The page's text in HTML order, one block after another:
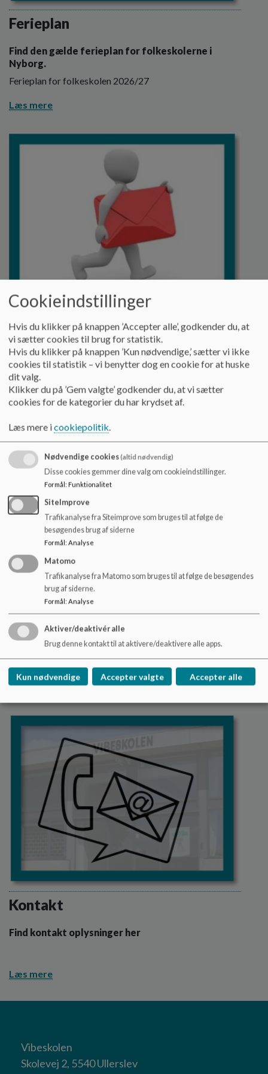
Ferieplan
Find den gælde ferieplan for folkeskolerne i
Nyborg.
Ferieplan for folkeskolen 2026/27
Læs mere
Ledelsens nyhedsbrev
Herunder finder du de seneste nyhedsbreve fra
ledelsen på Vibeskolen.
Læs mere
Vores Facebookside
Få et unikt indblik i skolens hverdag!
På vores Facebookside deler vi løbende nyt, glimt fra
aktiviteter, arrangementer og fællesskab – alt det, der
Læs mere
Kontakt
Find kontakt oplysninger her
Læs mere
Vibeskolen
Skolevej 2, 5540 Ullerslev
Cookieindstillinger
Hvis du klikker på knappen ’Accepter alle’, godkender du, at
vi sætter cookies til brug for statistik.
Hvis du klikker på knappen ’Kun nødvendige,’ sætter vi ikke
cookies til statistik – vi benytter dog en cookie for at huske
dit valg.
Klikker du på ’Gem valgte’ godkender du, at vi sætter
cookies for de kategorier du har krydset af.
Læs mere icookiepolitik.
Nødvendige cookies(altid nødvendig)
Disse cookies gemmer dine valg om cookieindstillinger.
Formål: Funktionalitet
SiteImprove
Trafikanalyse fra Siteimprove som bruges til at følge de
besøgendes brug af siderne
Formål : Analyse
Matomo
Trafikanalyse fra Matomo som bruges til at følge de besøgendes
brug af siderne.
Formål: Analyse
Aktiver/deaktivér alle
Brug denne kontakt til at aktivere/deaktivere alle apps.
Kun nødvendige Accepter valgte Accepter alle